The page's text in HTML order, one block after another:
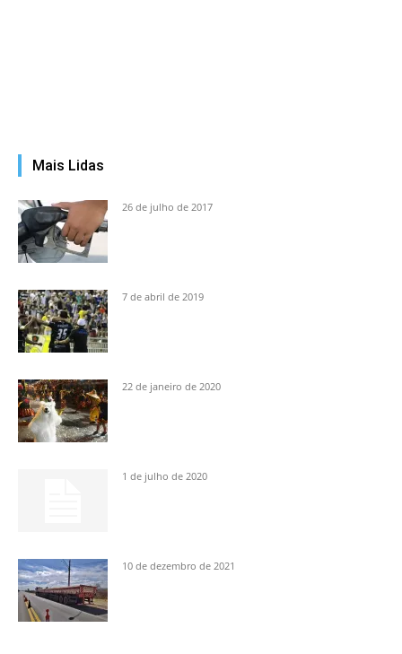
Mais Lidas
26 de julho de 2017
7 de abril de 2019
22 de janeiro de 2020
1 de julho de 2020
10 de dezembro de 2021